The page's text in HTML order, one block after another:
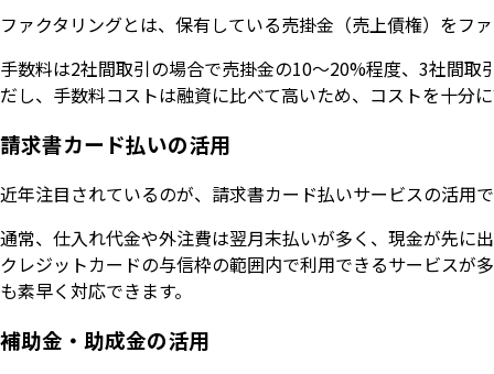
ファクタリングとは、保有している売掛金（売上債権）をフ
手数料は2社間取引の場合で売掛金の10〜20%程度、3社間
だし、手数料コストは融資に比べて高いため、コストを十分
請求書カード払いの活用
近年注目されているのが、請求書カード払いサービスの活用
通常、仕入れ代金や外注費は翌月末払いが多く、現金が先に
クレジットカードの与信枠の範囲内で利用できるサービスが
も素早く対応できます。
補助金・助成金の活用